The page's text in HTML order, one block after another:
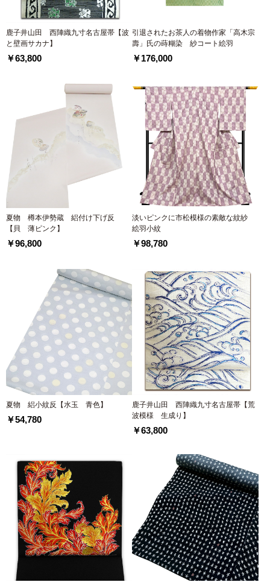
鹿子井山田 西陣織九寸名古屋帯【波
と壁画サカナ】
￥63,800
引退されたお茶人の着物作家「高木宗
壽」氏の蒔糊染 紗コート絵羽
￥176,000
夏物 樽本伊勢蔵 絽付け下げ反
【貝 薄ピンク】
￥96,800
淡いピンクに市松模様の素敵な紋紗
絵羽小紋
￥98,780
夏物 絽小紋反【水玉 青色】
￥54,780
鹿子井山田 西陣織九寸名古屋帯【荒
波模様 生成り】
￥63,800